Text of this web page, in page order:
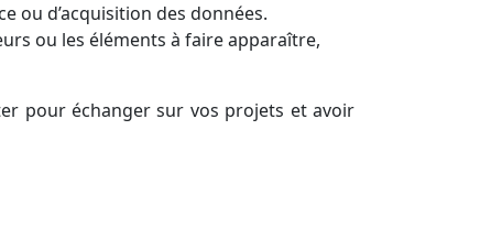
ou d’acquisition des données.
ou les éléments à faire apparaître,
pour échanger sur vos projets et avoir